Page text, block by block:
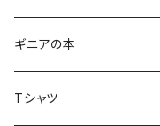
ワイドパンツ♡ロング
ワイドパンツハイウエスト
ネックレス
ブレスレット
ギニアの本
Tシャツ